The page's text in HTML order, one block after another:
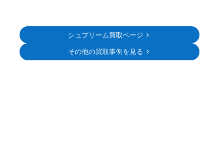
シュプリーム買取ページ
その他の買取事例を見る